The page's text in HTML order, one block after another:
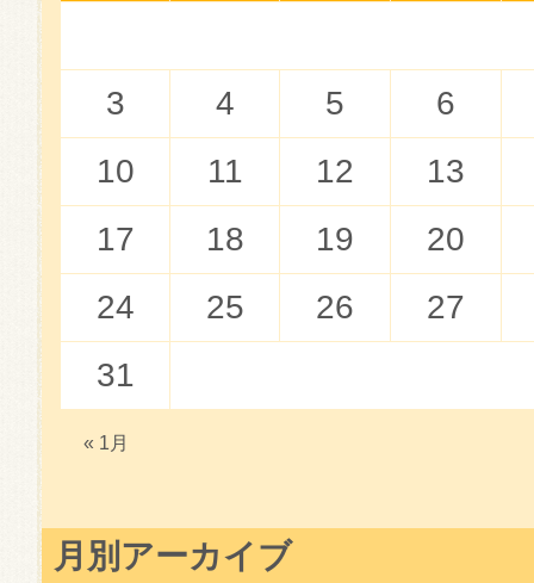
3 4 5
6
10
11 12
13
17
18 19
20
24
25 26
27
31
« 1月
月別アーカイブ